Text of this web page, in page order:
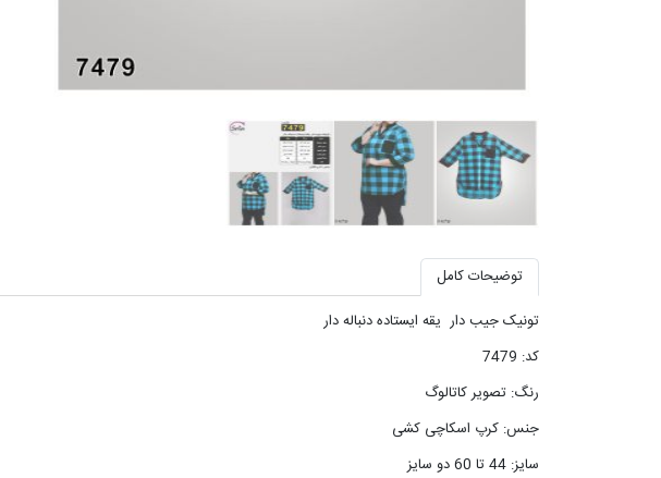
توضیحات کامل
تونیک جیب دار یقه ایستاده دنباله دار
کد: 7479
رنگ: تصویر کاتالوگ
جنس: کرپ اسکاچی کشی
سایز: 44 تا 60 دو سایز